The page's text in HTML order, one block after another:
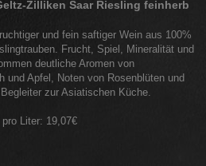
Zilliken Saar Riesling feinherb
und fein saftiger Wein aus 100%
Frucht, Spiel, Mineralität und
deutliche Aromen von
und Apfel, Noten von Rosenblüten und
zur Asiatischen Küche.
Liter: 19,07€